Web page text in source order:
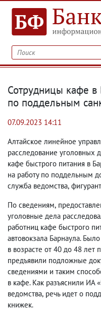
Сотрудницы кафе в
по поддельным
07.09.2023 14:11
Алтайское линейное
расследование уголовных
кафе быстрого питания в
на работу по поддельным
служба ведомства,
По сведениям,
уголовные дела
работниц кафе быстрого
автовокзала Барнаула.
в возрасте от 40 до 48 лет
предъявили подложные
сведениями и таким
в кафе. Как разъяснили ИА
ведомства, речь идет о
книжек.